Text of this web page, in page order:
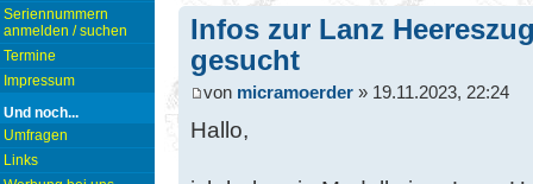
Seriennummern
anmelden / suchen
Termine
Impressum
Und noch...
Umfragen
Links
Infos zur Lanz
gesucht
von micramoerder » 19.11.2023, 22:24
Hallo,